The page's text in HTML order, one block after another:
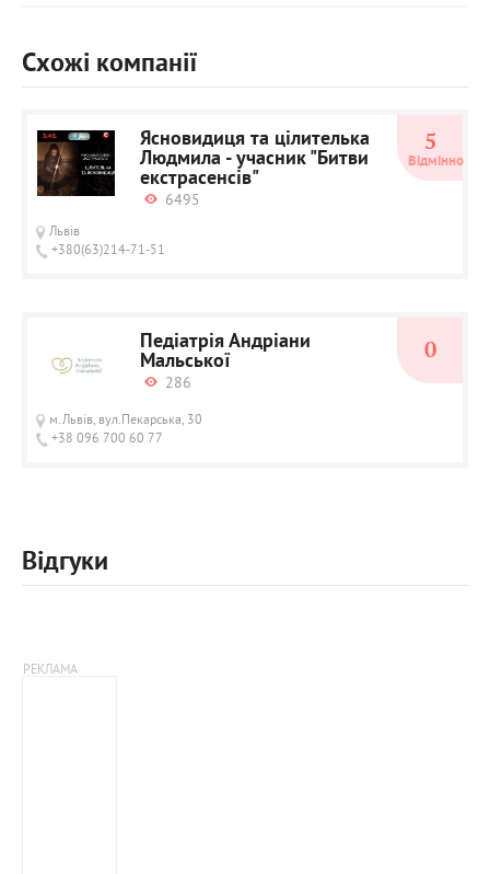
Схожі компанії
Ясновидиця та цілителька
Людмила - учасник "Битви
екстрасенсів"
6495
Львів
+380(63)214-71-51
5
Відмінно
Педіатрія Андріани
Мальської
286
м.Львів, вул.Пекарська, 30
+38 096 700 60 77
0
Відгуки